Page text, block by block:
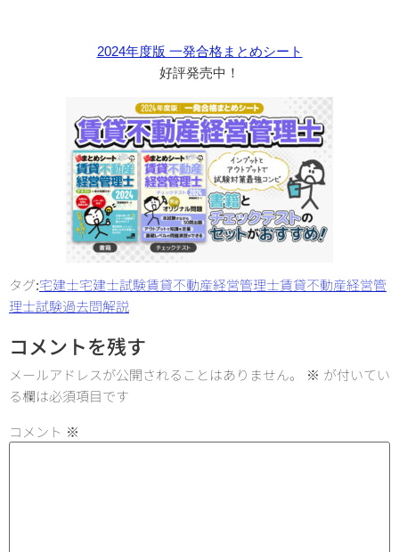
2024年度版 一発合格まとめシート
好評発売中！
タグ:宅建士宅建士試験賃貸不動産経営管理士賃貸不動産経営管
理士試験過去問解説
コメントを残す
メールアドレスが公開されることはありません。 ※ が付いてい
る欄は必須項目です
コメント ※